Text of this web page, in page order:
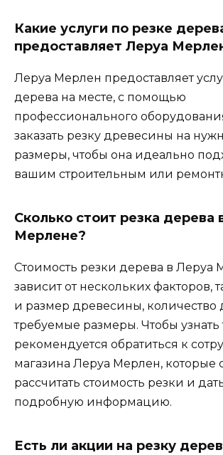
Какие услуги по резке
предоставляет Леруа
Леруа Мерлен предоставляет
дерева на месте, с помощью
профессионального
заказать резку древесины на
размеры, чтобы она идеально
вашим строительным или
Сколько стоит резка дерева
Мерлене?
Стоимость резки дерева в Леруа
зависит от нескольких факторов,
и размер древесины, количество
требуемые размеры. Чтобы
рекомендуется обратиться к
магазина Леруа Мерлен, которые
рассчитать стоимость резки и
подробную информацию.
Есть ли акции на резку